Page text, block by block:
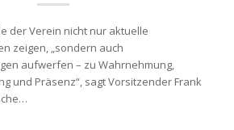
der Verein nicht nur aktuelle
zeigen, „sondern auch
aufwerfen – zu Wahrnehmung,
und Präsenz“, sagt Vorsitzender Frank